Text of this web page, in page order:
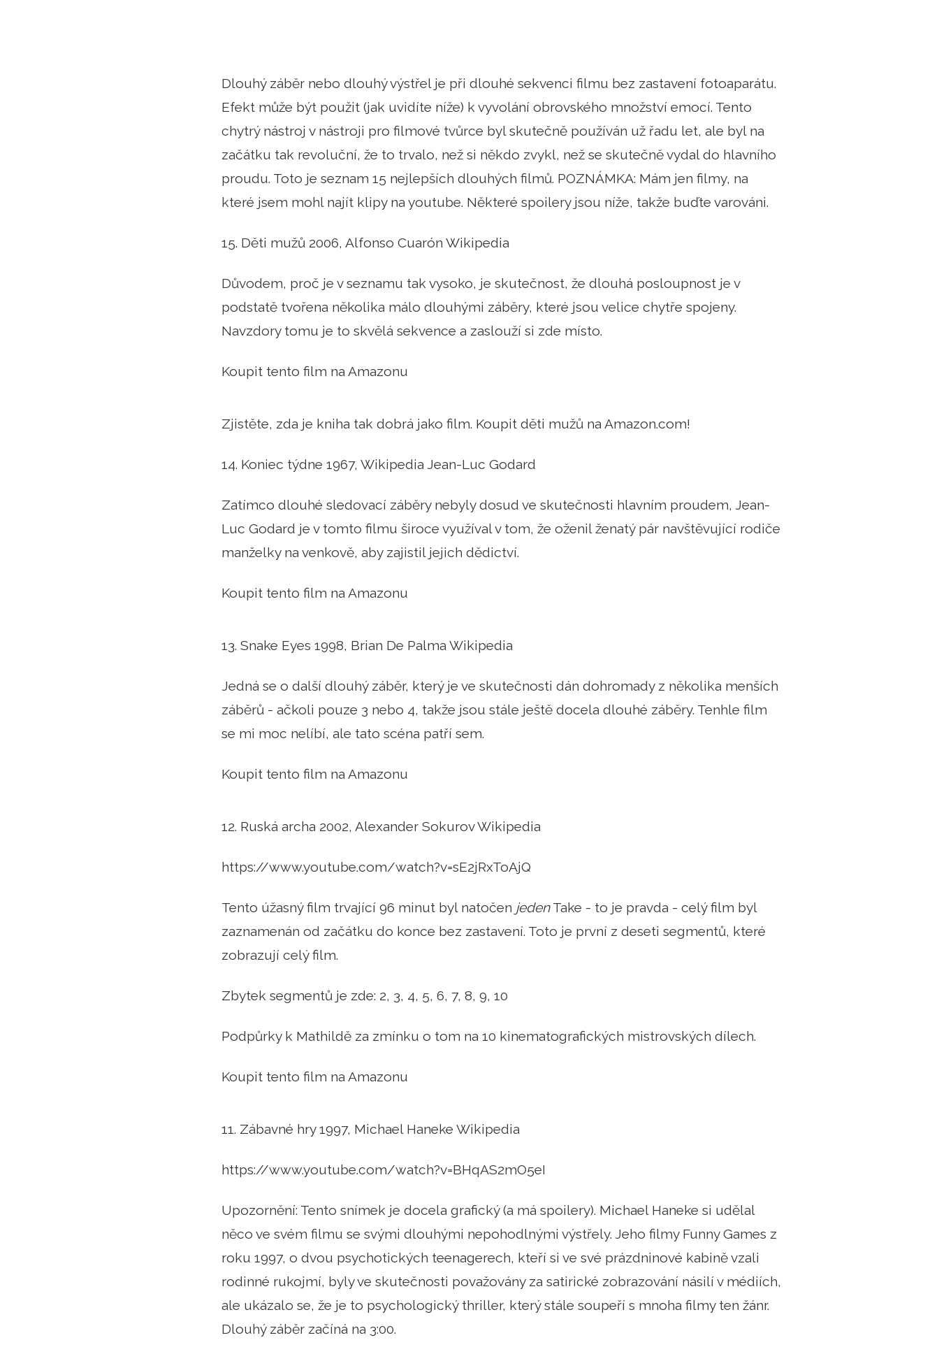
Dlouhý záběr nebo dlouhý výstřel je při dlouhé sekvenci filmu bez zastavení fotoaparátu.
Efekt může být použit (jak uvidíte níže) k vyvolání obrovského množství emocí. Tento
chytrý nástroj v nástroji pro filmové tvůrce byl skutečně používán už řadu let, ale byl na
začátku tak revoluční, že to trvalo, než si někdo zvykl, než se skutečně vydal do hlavního
proudu. Toto je seznam 15 nejlepších dlouhých filmů. POZNÁMKA: Mám jen filmy, na
které jsem mohl najít klipy na youtube. Některé spoilery jsou níže, takže buďte varováni.
15. Děti mužů 2006, Alfonso Cuarón Wikipedia
Důvodem, proč je v seznamu tak vysoko, je skutečnost, že dlouhá posloupnost je v
podstatě tvořena několika málo dlouhými záběry, které jsou velice chytře spojeny.
Navzdory tomu je to skvělá sekvence a zaslouží si zde místo.
Koupit tento film na Amazonu
Zjistěte, zda je kniha tak dobrá jako film. Koupit děti mužů na Amazon.com!
14. Koniec týdne 1967, Wikipedia Jean-Luc Godard
Zatímco dlouhé sledovací záběry nebyly dosud ve skutečnosti hlavním proudem, Jean-
Luc Godard je v tomto filmu široce využíval v tom, že oženil ženatý pár navštěvující rodiče
manželky na venkově, aby zajistil jejich dědictví.
Koupit tento film na Amazonu
13. Snake Eyes 1998, Brian De Palma Wikipedia
Jedná se o další dlouhý záběr, který je ve skutečnosti dán dohromady z několika menších
záběrů - ačkoli pouze 3 nebo 4, takže jsou stále ještě docela dlouhé záběry. Tenhle film
se mi moc nelíbí, ale tato scéna patří sem.
Koupit tento film na Amazonu
12. Ruská archa 2002, Alexander Sokurov Wikipedia
https://www.youtube.com/watch?v=sE2jRxToAjQ
Tento úžasný film trvající 96 minut byl natočen jedenTake - to je pravda - celý film byl
zaznamenán od začátku do konce bez zastavení. Toto je první z deseti segmentů, které
zobrazují celý film.
Zbytek segmentů je zde: 2, 3, 4, 5, 6, 7, 8, 9, 10
Podpůrky k Mathildě za zmínku o tom na 10 kinematografických mistrovských dílech.
Koupit tento film na Amazonu
11. Zábavné hry 1997, Michael Haneke Wikipedia
https://www.youtube.com/watch?v=BHqAS2mO5eI
Upozornění: Tento snímek je docela grafický (a má spoilery). Michael Haneke si udělal
něco ve svém filmu se svými dlouhými nepohodlnými výstřely. Jeho filmy Funny Games z
roku 1997, o dvou psychotických teenagerech, kteří si ve své prázdninové kabině vzali
rodinné rukojmí, byly ve skutečnosti považovány za satirické zobrazování násilí v médiích,
ale ukázalo se, že je to psychologický thriller, který stále soupeří s mnoha filmy ten žánr.
Dlouhý záběr začíná na 3:00.